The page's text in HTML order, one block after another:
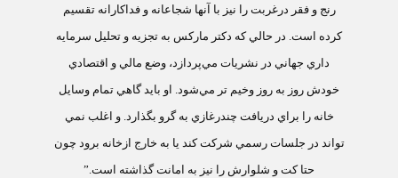
رنج و فقر درغربت را نيز با آنها شجاعانه و فداكارانه تقسيم
كرده است. در حالي كه دكتر ماركس به تجزيه و تحليل سرمايه
داري جهاني در نشريات مي‌پردازد، وضع مالي و اقتصادي
خودش روز به روز وخيم تر مي‌شود. او بايد گاهي تمام وسايل
خانه را براي دريافت چندرغازي به گرو بگذارد. و اغلب نمي
تواند در جلسات رسمي شركت كند يا به خارج ازخانه برود چون
حتا كت و شلوارش را نيز به امانت گذاشته است.”